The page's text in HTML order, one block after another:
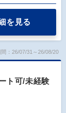
を見る
：26/07/31～26/08/20
ト可/未経験